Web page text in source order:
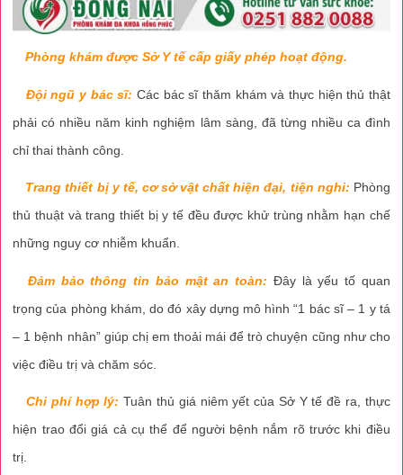
Phòng khám được Sở Y tế cấp giấy phép hoạt động.
Đội ngũ y bác sĩ: Các bác sĩ thăm khám và thực hiện thủ thật
phải có nhiều năm kinh nghiệm lâm sàng, đã từng nhiều ca đình
chỉ thai thành công.
Trang thiết bị y tế, cơ sở vật chất hiện đại, tiện nghi: Phòng
thủ thuật và trang thiết bị y tế đều được khử trùng nhằm hạn chế
những nguy cơ nhiễm khuẩn.
Đảm bảo thông tin bảo mật an toàn: Đây là yếu tố quan
trọng của phòng khám, do đó xây dựng mô hình “1 bác sĩ – 1 y tá
– 1 bệnh nhân” giúp chị em thoải mái để trò chuyện cũng như cho
việc điều trị và chăm sóc.
Chi phí hợp lý: Tuân thủ giá niêm yết của Sở Y tế đề ra, thực
hiện trao đổi giá cả cụ thể để người bệnh nắm rõ trước khi điều
trị.